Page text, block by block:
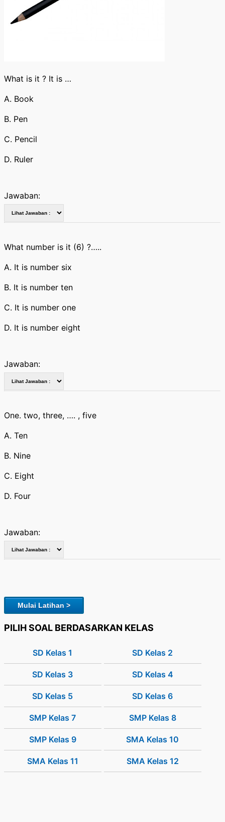
What is it ? It is …
A. Book
B. Pen
C. Pencil
D. Ruler
Jawaban:
What number is it (6) ?…..
A. It is number six
B. It is number ten
C. It is number one
D. It is number eight
Jawaban:
One. two, three, …. , five
A. Ten
B. Nine
C. Eight
D. Four
Jawaban:
Mulai Latihan >
PILIH SOAL BERDASARKAN KELAS
SD Kelas 1 SD Kelas 2
SD Kelas 3 SD Kelas 4
SD Kelas 5 SD Kelas 6
SMP Kelas 7 SMP Kelas 8
SMP Kelas 9 SMA Kelas 10
SMA Kelas 11 SMA Kelas 12